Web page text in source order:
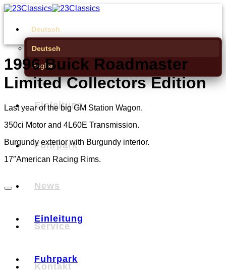
Zum
springenDeutsch
Deutsch
English
Einleitung
Fuhrpark
News
Service
Kontakt
1996 Buick Roadmaster
Limited Collectors Edition
Last year of the big GM Station Wagon.
350ci Motor and 4L60E Transmission.
Burgundy exterior with Burgundy interior.
17″American Racing Rims.
Einleitung
Fuhrpark